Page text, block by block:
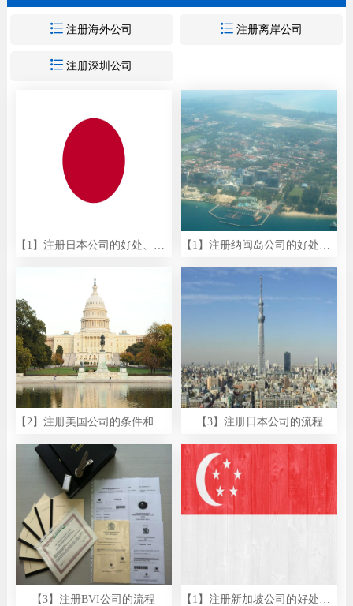
 注册海外公司 注册离岸公司
 注册深圳公司
【3】注册日本公司的流程
【3】注册BVI公司的流程